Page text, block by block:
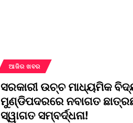
ଆଜିର ଖବର
ସରକାରୀ ଉଚ୍ଚ ମାଧ୍ୟମିକ
ମୁଣ୍ଡିପଦରରେ ନବାଗତ
ସ୍ୱାଗତ ସମ୍ବର୍ଦ୍ଧନା!